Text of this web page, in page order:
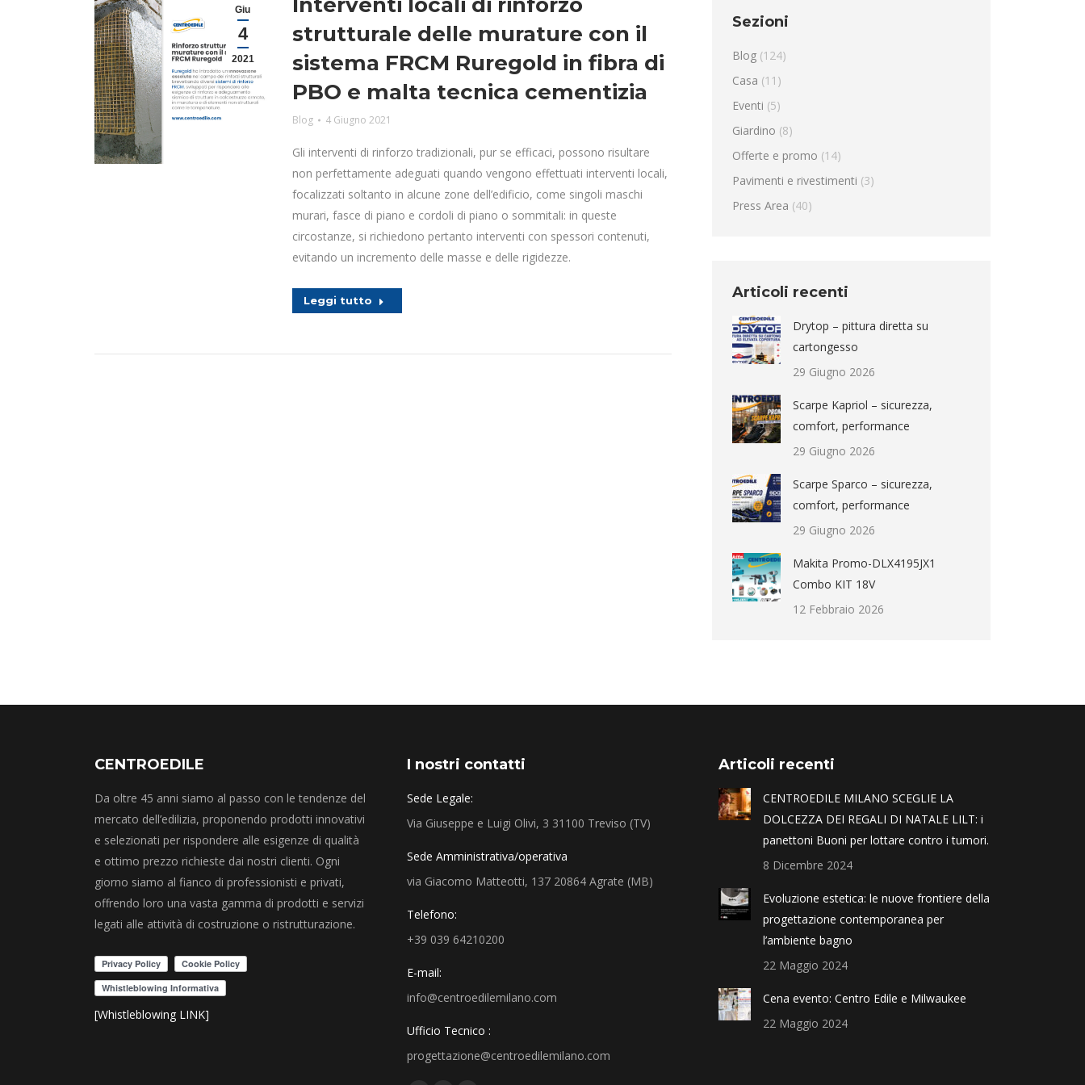
Giu
4
2021
strutturale delle murature con il
sistema FRCM Ruregold in fibra di
PBO e malta tecnica cementizia
Blog 4 Giugno 2021
Gli interventi di rinforzo tradizionali, pur se efficaci, possono risultare
non perfettamente adeguati quando vengono effettuati interventi locali,
focalizzati soltanto in alcune zone dell’edificio, come singoli maschi
murari, fasce di piano e cordoli di piano o sommitali: in queste
circostanze, si richiedono pertanto interventi con spessori contenuti,
evitando un incremento delle masse e delle rigidezze.
Leggi tutto
Sezioni
Blog (124)
Casa (11)
Eventi (5)
Giardino (8)
Offerte e promo (14)
Pavimenti e rivestimenti (3)
Press Area (40)
Articoli recenti
Drytop – pittura diretta su
cartongesso
29 Giugno 2026
Scarpe Kapriol – sicurezza,
comfort, performance
29 Giugno 2026
Scarpe Sparco – sicurezza,
comfort, performance
29 Giugno 2026
Makita Promo-DLX4195JX1
Combo KIT 18V
12 Febbraio 2026
CENTROEDILE
Da oltre 45 anni siamo al passo con le tendenze del
mercato dell’edilizia, proponendo prodotti innovativi
e selezionati per rispondere alle esigenze di qualità
e ottimo prezzo richieste dai nostri clienti. Ogni
giorno siamo al fianco di professionisti e privati,
offrendo loro una vasta gamma di prodotti e servizi
legati alle attività di costruzione o ristrutturazione.
[Whistleblowing LINK]
I nostri contatti
Sede Legale:
Via Giuseppe e Luigi Olivi, 3 31100 Treviso (TV)
Sede Amministrativa/operativa
via Giacomo Matteotti, 137 20864 Agrate (MB)
Telefono:
+39 039 64210200
E-mail:
info@centroedilemilano.com
Ufficio Tecnico :
progettazione@centroedilemilano.com
Articoli recenti
CENTROEDILE MILANO SCEGLIE LA
DOLCEZZA DEI REGALI DI NATALE LILT: i
panettoni Buoni per lottare contro i tumori.
8 Dicembre 2024
Evoluzione estetica: le nuove frontiere della
progettazione contemporanea per
l’ambiente bagno
22 Maggio 2024
Cena evento: Centro Edile e Milwaukee
22 Maggio 2024